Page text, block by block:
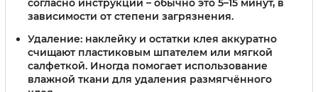
согласно инструкции – обычно это 5–15 минут, в
зависимости от степени загрязнения.
Удаление: наклейку и остатки клея аккуратно
счищают пластиковым шпателем или мягкой
салфеткой. Иногда помогает использование
влажной ткани для удаления размягчённого